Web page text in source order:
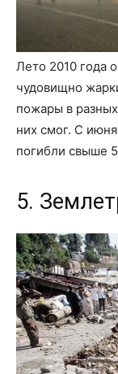
Лето 2010 года
чудовищно
пожары в
них смог. С
погибли свыше
5.